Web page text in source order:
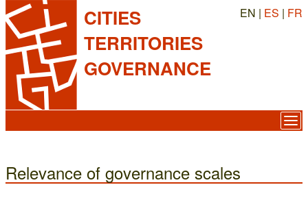
CITIES
TERRITORIES
GOVERNANCE
EN | ES | FR
Relevance of governance scales